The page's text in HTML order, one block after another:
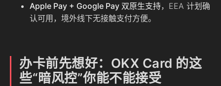
Apple Pay + Google Pay 双原生支持，EEA 计划确
认可用，境外线下无接触支付方便。
办卡前先想好：OKX Card 的这
些“暗风控”你能不能接受